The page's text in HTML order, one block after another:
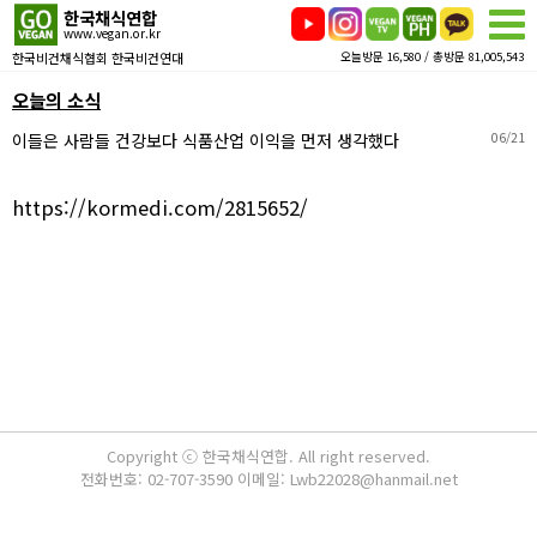
한국채식연합
www.vegan.or.kr
한국비건채식협회 한국비건연대 오늘방문 16,580 / 총방문 81,005,543
오늘의 소식
이들은 사람들 건강보다 식품산업 이익을 먼저 생각했다 06/21
https://kormedi.com/2815652/
Copyright ⓒ 한국채식연합. All right reserved.
전화번호: 02-707-3590 이메일: Lwb22028@hanmail.net